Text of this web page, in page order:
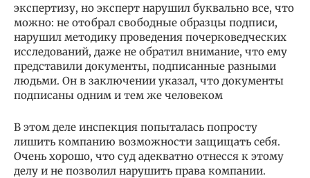
экспертизу, но эксперт нарушил буквально все, что
можно: не отобрал свободные образцы подписи,
нарушил методику проведения почерковедческих
исследований, даже не обратил внимание, что ему
представили документы, подписанные разными
людьми. Он в заключении указал, что документы
подписаны одним и тем же человеком
В этом деле инспекция попыталась попросту
лишить компанию возможности защищать себя.
Очень хорошо, что суд адекватно отнесся к этому
делу и не позволил нарушить права компании.